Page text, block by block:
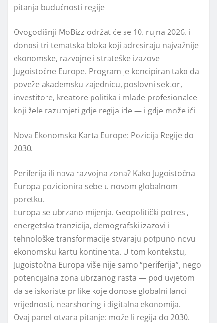
pitanja budućnosti regije
Ovogodišnji MoBizz održat će se 10. rujna 2026. i
donosi tri tematska bloka koji adresiraju najvažnije
ekonomske, razvojne i strateške izazove
Jugoistočne Europe. Program je koncipiran tako da
poveže akademsku zajednicu, poslovni sektor,
investitore, kreatore politika i mlade profesionalce
koji žele razumjeti gdje regija ide — i gdje može ići.
Nova Ekonomska Karta Europe: Pozicija Regije do
2030.
Periferija ili nova razvojna zona? Kako Jugoistočna
Europa pozicionira sebe u novom globalnom
poretku.
Europa se ubrzano mijenja. Geopolitički potresi,
energetska tranzicija, demografski izazovi i
tehnološke transformacije stvaraju potpuno novu
ekonomsku kartu kontinenta. U tom kontekstu,
Jugoistočna Europa više nije samo “periferija”, nego
potencijalna zona ubrzanog rasta — pod uvjetom
da se iskoriste prilike koje donose globalni lanci
vrijednosti, nearshoring i digitalna ekonomija.
Ovaj panel otvara pitanje: može li regija do 2030.